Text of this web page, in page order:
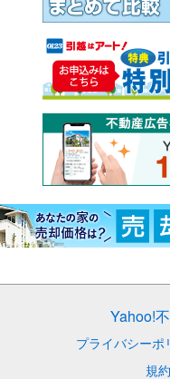
Yahoo!
プライバシーポ
規約